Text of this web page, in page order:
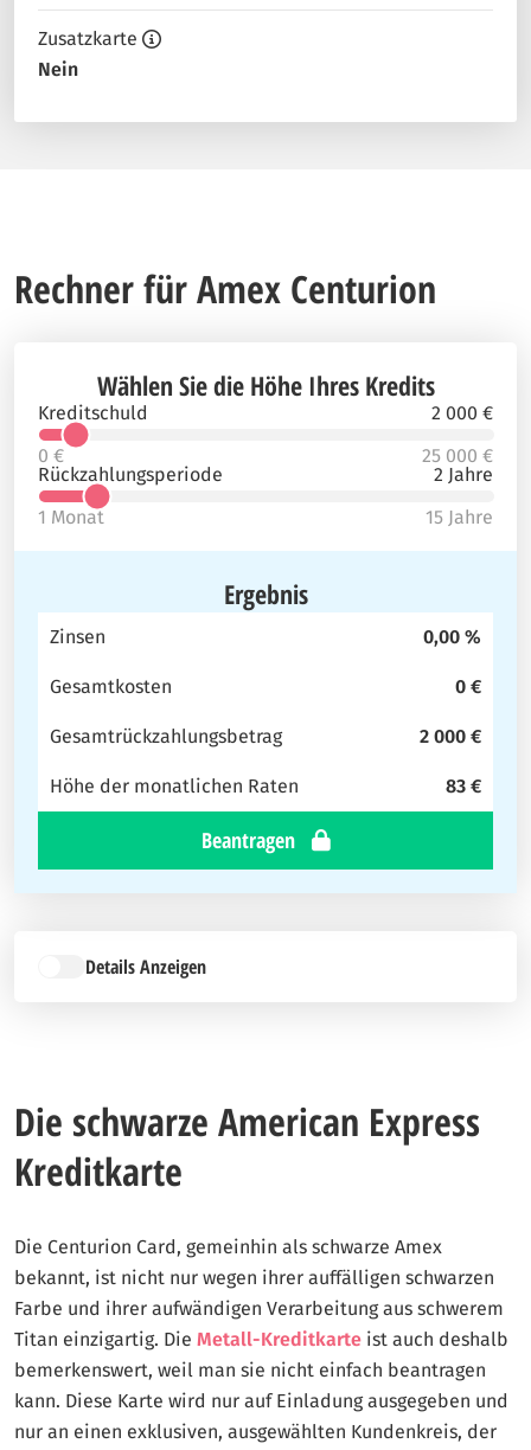
Zusatzkarte
Nein
Rechner für Amex Centurion
Wählen Sie die Höhe Ihres Kredits
Kreditschuld
2 000 €
0 €
25 000 €
Rückzahlungsperiode
2 Jahre
1 Monat
15 Jahre
Ergebnis
Zinsen 0,00 %
Gesamtkosten 0 €
Gesamtrückzahlungsbetrag 2 000 €
Höhe der monatlichen Raten 83 €
Beantragen
Details Anzeigen
Die schwarze American Express
Kreditkarte
Die Centurion Card, gemeinhin als schwarze Amex
bekannt, ist nicht nur wegen ihrer auffälligen schwarzen
Farbe und ihrer aufwändigen Verarbeitung aus schwerem
Titan einzigartig. Die Metall-Kreditkarte ist auch deshalb
bemerkenswert, weil man sie nicht einfach beantragen
kann. Diese Karte wird nur auf Einladung ausgegeben und
nur an einen exklusiven, ausgewählten Kundenkreis, der